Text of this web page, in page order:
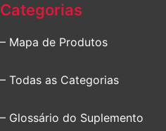
Categorias
– Mapa de Produtos
– Todas as Categorias
– Glossário do Suplemento